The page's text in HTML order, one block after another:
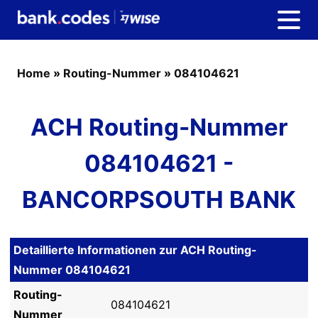
Home » Routing-Nummer » 084104621
ACH Routing-Nummer
084104621 -
BANCORPSOUTH BANK
Detaillierte Informationen zur ACH Routing-
Nummer 084104621
Routing-
Nummer
084104621